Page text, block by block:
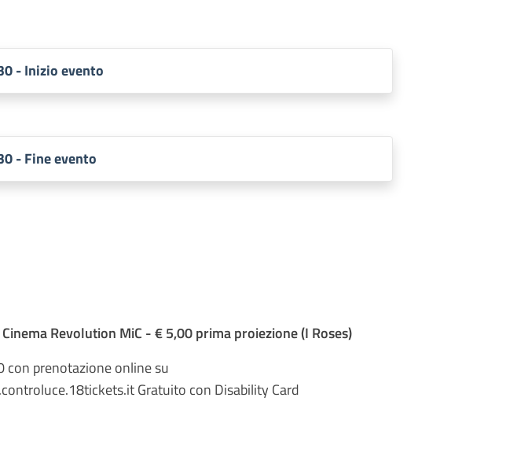
- Inizio evento
- Fine evento
Revolution MiC - € 5,00 prima proiezione (I Roses)
con prenotazione online su
Gratuito con Disability Card